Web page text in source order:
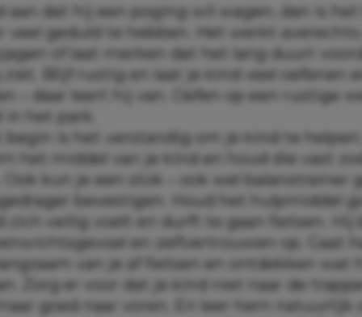
aan dat hij een poging wil wagen, dan is
veel geduld te hebben. Het werkt
of laat merken dat het lang duurt
ziet. Blijf rustig en laat je kind veel oefenen
– daar leert hij van. Oefen op een rustige
in het park.
begin is het verstandig om je kind te
het middel van je kind en houd die vast
Ook kun je een stok – ook wel balanstrainer
bevestigen. Houd het hulpmiddel
zich veilig voelt en durft te gaan fietsen.
en zelfvertrouwen op. Gaat
van je af fietsen en ontdekken wat
Zorg er voor dat je kind niet naar de
goed naar voren. En leer hem